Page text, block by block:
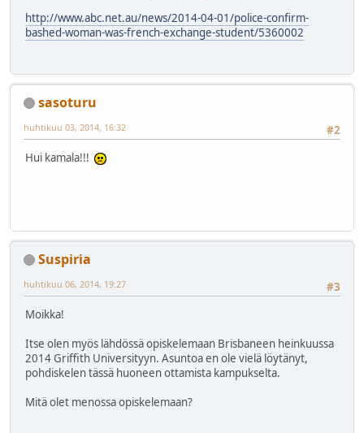
http://www.abc.net.au/news/2014-04-01/police-confirm-
bashed-woman-was-french-exchange-student/5360002
sasoturu
#2
huhtikuu 03, 2014, 16:32
Hui kamala!!!
Suspiria
#3
huhtikuu 06, 2014, 19:27
Moikka!
Itse olen myös lähdössä opiskelemaan Brisbaneen heinkuussa
2014 Griffith Universityyn. Asuntoa en ole vielä löytänyt,
pohdiskelen tässä huoneen ottamista kampukselta.
Mitä olet menossa opiskelemaan?